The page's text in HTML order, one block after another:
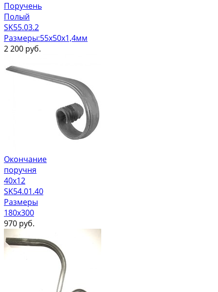
Поручень
Полый
SK55.03.2
Размеры:55х50х1,4мм
2 200 руб.
Окончание
поручня
40х12
SK54.01.40
Размеры
180x300
970 руб.